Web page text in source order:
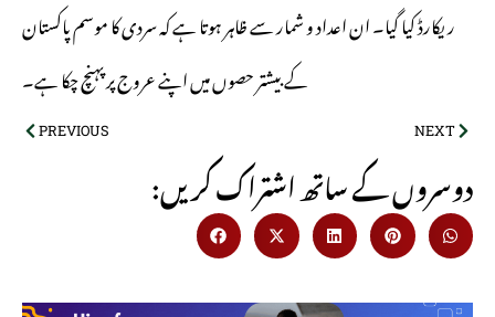
ریکارڈ کیا گیا۔ ان اعداد و شمار سے ظاہر ہوتا ہے کہ سردی کا موسم پاکستان
کے بیشتر حصوں میں اپنے عروج پر پہنچ چکا ہے۔
PREVIOUS NEXT
:دوسروں کے ساتھ اشتراک کریں